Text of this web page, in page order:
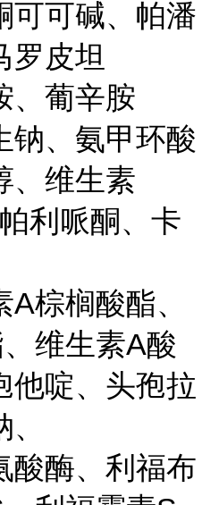
可可碱、帕潘
罗皮坦
、葡辛胺
钠、氨甲环酸
、维生素
利哌酮、卡
棕榈酸酯、
维生素A酸
他啶、头孢拉
酸酶、利福布